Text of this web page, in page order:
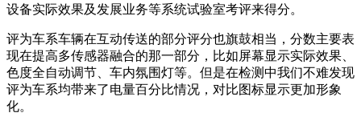
设备实际效果及发展业务等系统试验室考评来得分。
评为车系车辆在互动传送的部分评分也旗鼓相当，分数主要表
现在提高多传感器融合的那一部分，比如屏幕显示实际效果、
色度全自动调节、车内氛围灯等。但是在检测中我们不难发现
评为车系均带来了电量百分比情况，对比图标显示更加形象
化。